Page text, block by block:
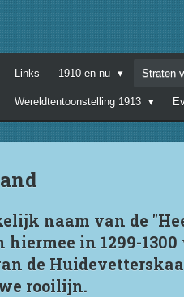
Links 1910 en nu Straten
Wereldtentoonstelling 1913
naam van de
hiermee in 1299-
de
rooilijn.